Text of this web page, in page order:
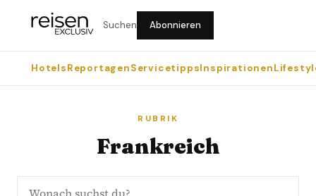
Suchen Abonnieren
HotelsReportagenServicetippsInspirationen
RUBRIK
Frankreich